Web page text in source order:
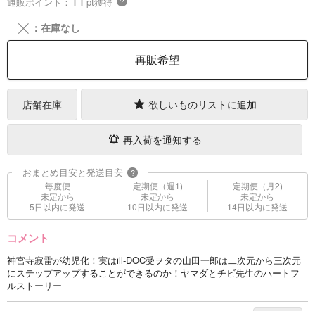
╳ ：在庫なし
再販希望
店舗在庫 欲しいものリストに追加
再入荷を通知する
おまとめ目安と発送目安 ?
毎度便
未定から
5日以内に発送
定期便（週1)
未定から
10日以内に発送
定期便（月2)
未定から
14日以内に発送
コメント
神宮寺寂雷が幼児化！実はill-DOC受ヲタの山田一郎は二次元から三次元
にステップアップすることができるのか！ヤマダとチビ先生のハートフ
ルストーリー